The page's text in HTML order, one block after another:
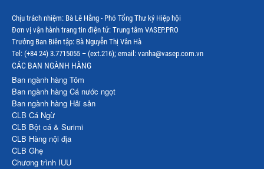
Chịu trách nhiệm: Bà Lê Hằng - Phó Tổng Thư ký Hiệp hội
Đơn vị vận hành trang tin điện tử: Trung tâm VASEP.PRO
Trưởng Ban Biên tập: Bà Nguyễn Thị Vân Hà
Tel: (+84 24) 3.7715055 – (ext.216); email: vanha@vasep.com.vn
CÁC BAN NGÀNH HÀNG
Ban ngành hàng Tôm
Ban ngành hàng Cá nước ngọt
Ban ngành hàng Hải sản
CLB Cá Ngừ
CLB Bột cá & Surimi
CLB Hàng nội địa
CLB Ghẹ
Chương trình IUU